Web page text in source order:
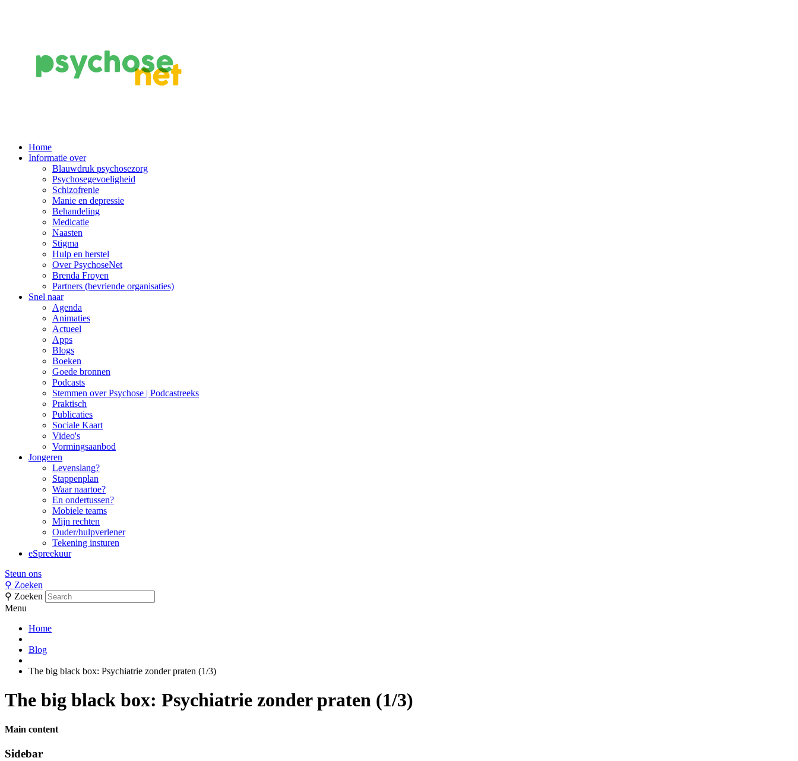
Main
Navigation
Home
Informatie over
Blauwdruk psychosezorg
Psychosegevoeligheid
Schizofrenie
Manie en depressie
Behandeling
Medicatie
Naasten
Stigma
Hulp en herstel
Over PsychoseNet
Brenda Froyen
Partners (bevriende organisaties)
Snel naar
Agenda
Animaties
Actueel
Apps
Blogs
Boeken
Goede bronnen
Podcasts
Stemmen over Psychose | Podcastreeks
Praktisch
Publicaties
Sociale Kaart
Video's
Vormingsaanbod
Jongeren
Levenslang?
Stappenplan
Waar naartoe?
En ondertussen?
Mobiele teams
Mijn rechten
Ouder/hulpverlener
Tekening insturen
eSpreekuur
Steun ons
⚲ Zoeken
⚲ Zoeken
Menu
Home
Blog
The big black box: Psychiatrie zonder praten (1/3)
The big black box: Psychiatrie zonder praten (1/3)
Main content
Sidebar